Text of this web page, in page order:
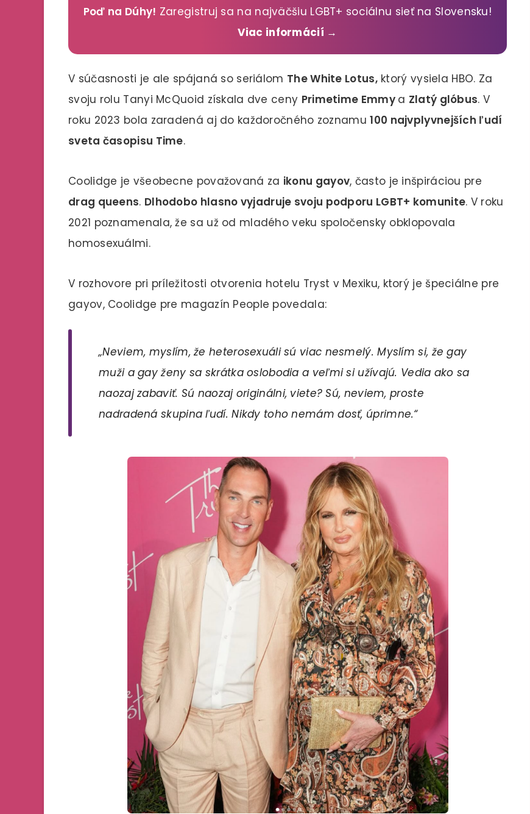
Poď na Dúhy! Zaregistruj sa na najväčšiu LGBT+ sociálnu sieť na Slovensku!
Viac informácií →
V súčasnosti je ale spájaná so seriálom The White Lotus,ktorý vysiela HBO. Za
svoju rolu Tanyi McQuoid získala dve ceny Primetime Emmy a Zlatý glóbus. V
roku 2023 bola zaradená aj do každoročného zoznamu100 najvplyvnejších ľudí
sveta časopisu Time.
Coolidge je všeobecne považovaná za ikonu gayov, často je inšpiráciou pre
drag queens. Dlhodobo hlasno vyjadruje svoju podporu LGBT+ komunite. V roku
2021 poznamenala, že sa už od mladého veku spoločensky obklopovala
homosexuálmi.
V rozhovore pri príležitosti otvorenia hotelu Tryst v Mexiku, ktorý je špeciálne pre
gayov, Coolidge pre magazín People povedala:
„Neviem, myslím, že heterosexuáli sú viac nesmelý. Myslím si, že gay
muži a gay ženy sa skrátka oslobodia a veľmi si užívajú. Vedia ako sa
naozaj zabaviť. Sú naozaj originálni, viete? Sú, neviem, proste
nadradená skupina ľudí. Nikdy toho nemám dosť, úprimne.“